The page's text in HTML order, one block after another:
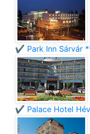
✔️ Park Inn Sárvár
✔️ Palace Hotel